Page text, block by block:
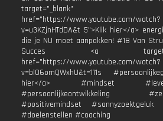
target="_blank"
href="https://www.youtube.com/watch?
v=u3KZjnHTdDA&t 5">Klik hier</a>
die je NU moet aanpakken! #18 Van
Succes <a
href="https://www.youtube.com/watch?
v=bl06omQWxhU&t=111s
hier</a> #mindset
#persoonlijkeontwikkeling
#positivemindset #sannyzoektgeluk
#doelenstellen #coaching